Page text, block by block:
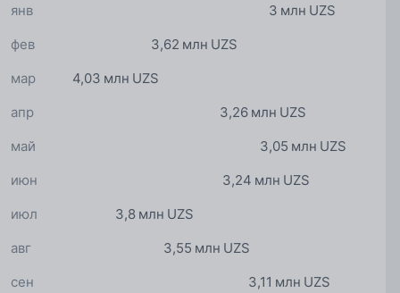
3 млн UZS
янв
3,62 млн UZS
фев
4,03 млн UZS
мар
3,26 млн UZS
апр
3,05 млн UZS
май
3,24 млн UZS
июн
3,8 млн UZS
июл
3,55 млн UZS
авг
3,11 млн UZS
сен